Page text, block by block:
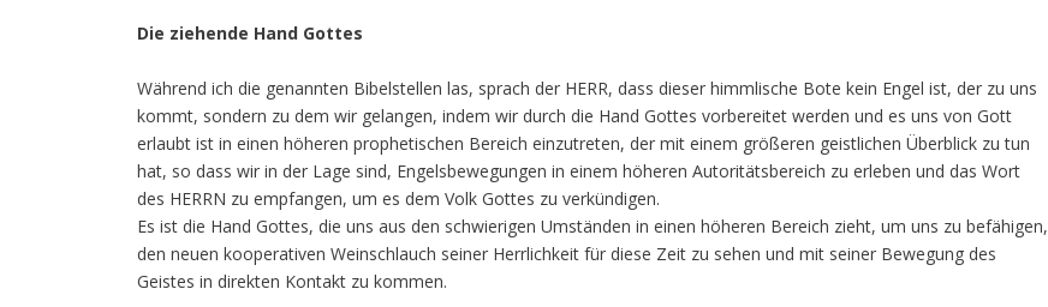
Die ziehende Hand Gottes
Während ich die genannten Bibelstellen las, sprach der HERR, dass dieser himmlische Bote kein Engel ist, der zu uns
kommt, sondern zu dem wir gelangen, indem wir durch die Hand Gottes vorbereitet werden und es uns von Gott
erlaubt ist in einen höheren prophetischen Bereich einzutreten, der mit einem größeren geistlichen Überblick zu tun
hat, so dass wir in der Lage sind, Engelsbewegungen in einem höheren Autoritätsbereich zu erleben und das Wort
des HERRN zu empfangen, um es dem Volk Gottes zu verkündigen.
Es ist die Hand Gottes, die uns aus den schwierigen Umständen in einen höheren Bereich zieht, um uns zu befähigen,
den neuen kooperativen Weinschlauch seiner Herrlichkeit für diese Zeit zu sehen und mit seiner Bewegung des
Geistes in direkten Kontakt zu kommen.